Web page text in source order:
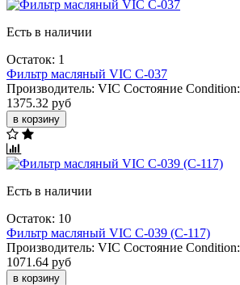
Есть в наличии
Остаток: 1
Фильтр масляный VIC C-037
Производитель: VIC Состояние Condition:
1375.32 руб
в корзину
Есть в наличии
Остаток: 10
Фильтр масляный VIC C-039 (C-117)
Производитель: VIC Состояние Condition:
1071.64 руб
в корзину